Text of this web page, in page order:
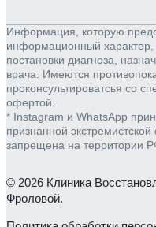
© 2026 Клиника
Фроловой.
Информация, которую
информационный характер,
постановки диагноза,
врача. Имеются
проконсультироватсья со
офертой.
* Instagram и WhatsApp
признанной
запрещена на территории